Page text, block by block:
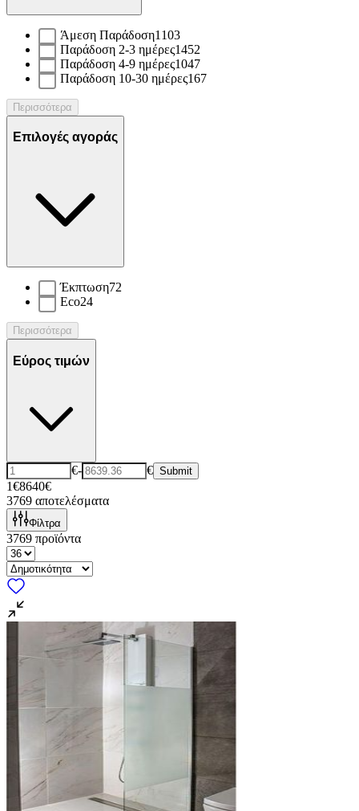
Άμεση Παράδοση1103
Παράδοση 2-3 ημέρες1452
Παράδοση 4-9 ημέρες1047
Παράδοση 10-30 ημέρες167
Περισσότερα
Επιλογές αγοράς
Έκπτωση72
Eco24
Περισσότερα
Εύρος τιμών
€- € Submit
1€8640€
3769 αποτελέσματα
Φίλτρα
3769 προϊόντα